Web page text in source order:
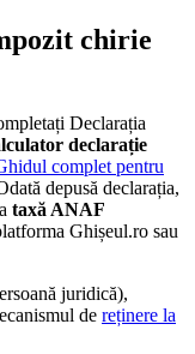
chirie
Declarația
declarație
complet pentru
depusă declarația,
taxă ANAF
Ghișeul.ro sau
juridică),
de reținere la